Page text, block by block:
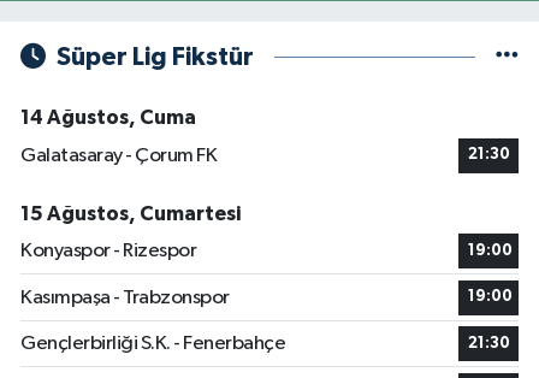
Süper Lig Fikstür
14 Ağustos, Cuma
Galatasaray - Çorum FK
21:30
15 Ağustos, Cumartesi
Konyaspor - Rizespor
19:00
Kasımpaşa - Trabzonspor 19:00
Gençlerbirliği S.K. - Fenerbahçe 21:30